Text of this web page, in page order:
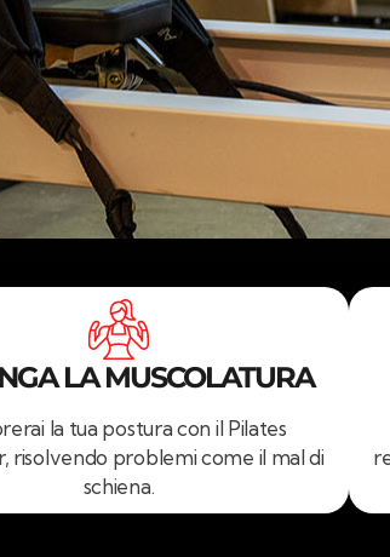
LA MUSCOLATURA
la tua postura con il Pilates
risolvendo problemi come il mal di
schiena.